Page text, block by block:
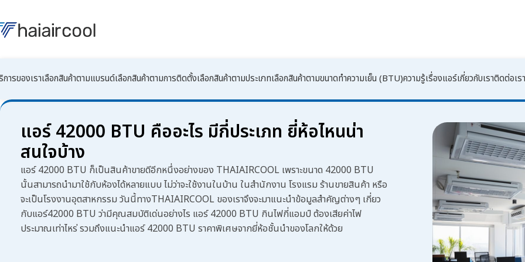
การของเราเลือกสินค้าตามแบรนด์เลือกสินค้าตามการติดตั้งเลือกสินค้าตามประเภทเลือกสินค้าตามขนาดทำความเย็น (BTU)ความรู้เรื่องแอร์เกี่ยวกับเราติดต่อเรา
แอร์ 42000 BTU คืออะไร มีกี่ประเภท ยี่ห้อไหนน่า
สนใจบ้าง
แอร์ 42000 BTU ก็เป็นสินค้าขายดีอีกหนึ่งอย่างของ THAIAIRCOOL เพราะขนาด 42000 BTU
นั้นสามารถนำมาใช้กับห้องได้หลายแบบ ไม่ว่าจะใช้งานในบ้าน ในสำนักงาน โรงแรม ร้านขายสินค้า หรือ
จะเป็นโรงงานอุตสาหกรรม วันนี้ทางTHAIAIRCOOL ของเราจึงจะมาแนะนำข้อมูลสำคัญต่างๆ เกี่ยว
กับแอร์42000 BTU ว่ามีคุณสมบัติเด่นอย่างไร แอร์ 42000 BTU กินไฟกี่แอมป์ ต้องเสียค่าไฟ
ประมาณเท่าไหร่ รวมถึงแนะนำแอร์ 42000 BTU ราคาพิเศษจากยี่ห้อชั้นนำของโลกให้ด้วย